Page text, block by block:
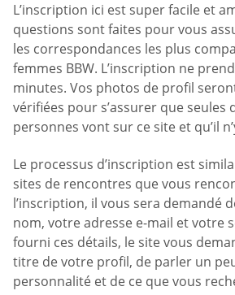
L’inscription ici est super facile et
questions sont faites pour vous
les correspondances les plus
femmes BBW. L’inscription ne
minutes. Vos photos de profil
vérifiées pour s’assurer que seules
personnes vont sur ce site et qu’il
Le processus d’inscription est
sites de rencontres que vous
l’inscription, il vous sera demandé
nom, votre adresse e-mail et votre
fourni ces détails, le site vous
titre de votre profil, de parler un
personnalité et de ce que vous